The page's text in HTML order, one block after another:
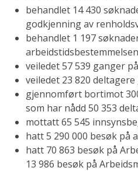
behandlet 14 430
godkjenning av
behandlet 1 197
veiledet 57 539 ganger
veiledet 23 820
gjennomført bortimot
som har nådd 50 353
mottatt 65 545
hatt 5 290 000 besøk på
hatt 70 863 besøk på
13 986 besøk på